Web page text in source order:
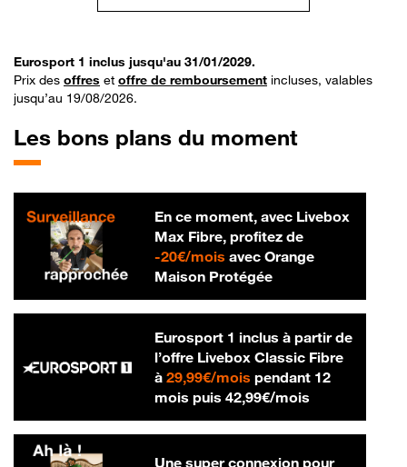
Eurosport 1 inclus jusqu'au 31/01/2029.
Prix des offres et offre de remboursement incluses, valables
jusqu’au 19/08/2026.
Les bons plans du moment
En ce moment, avec Livebox
Max Fibre, profitez de
-20€/mois20 € par mois
avec Orange
Maison Protégée
Eurosport 1 inclus à partir de
l’offre Livebox Classic Fibre
à 29,99€/mois29,99 € par mois
pendant 12
mois puis 42,99€/mois42,99 € par
Une super connexion pour